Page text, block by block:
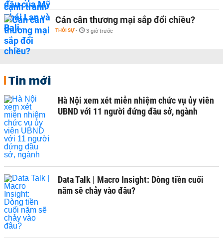
Cán cân thương mại sắp đổi chiều?
THỜI SỰ - 3 giờ trước
Tin mới
Hà Nội xem xét miễn nhiệm chức vụ ủy viên
UBND với 11 người đứng đầu sở, ngành
Data Talk | Macro Insight: Dòng tiền cuối
năm sẽ chảy vào đâu?